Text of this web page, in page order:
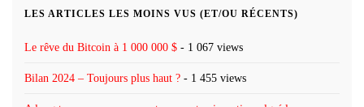
LES ARTICLES LES MOINS VUS (ET/OU RÉCENTS)
Le rêve du Bitcoin à 1 000 000 $ - 1 067 views
Bilan 2024 – Toujours plus haut ? - 1 455 views